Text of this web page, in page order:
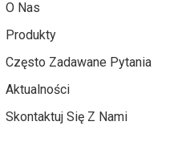
O Nas
Produkty
Często Zadawane Pytania
Aktualności
Skontaktuj Się Z Nami